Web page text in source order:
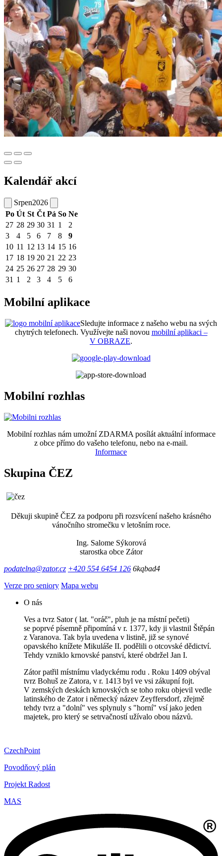
Kalendář akcí
Srpen2026
Po Út St Čt Pá So Ne
27 28 29 30 31 1
2
3
4 5 6 7 8
9
10 11 12 13 14 15 16
17 18 19 20 21 22 23
24 25 26 27 28 29 30
31 1 2 3 4 5 6
Mobilní aplikace
Sledujte informace z našeho webu na svých
chytrých telefonech. Využívejte naši novou mobilní aplikaci –
V OBRAZE.
Mobilní rozhlas
Mobilní rozhlas nám umožní ZDARMA posílát aktuální informace
z obce přímo do vašeho telefonu, nebo na e-mail.
Informace
Skupina ČEZ
Děkuji skupině ČEZ za podporu při rozsvícení našeho krásného
vánočního stromečku v letošním roce.
Ing. Salome Sýkorová
starostka obce Zátor
podatelna@zator.cz +420 554 6454 126 6kqbad4
Verze pro seniory Mapa webu
O nás
Ves a tvrz Sator ( lat. "oráč", pluh je na místní pečeti)
se poprvé písemně připomíná v r. 1377, kdy ji vlastnil Štěpán
z Varanova. Tak byla uvedena v listině, již se synové
opavského knížete Mikuláše II. podělili o otcovské dědictví.
Tehdy vzniklo krnovské panství, které obdržel Jan I.
Zátor patřil místnímu vladyckému rodu . Roku 1409 obýval
tvrz Bohuš ze Zatora, v r. 1413 byl ve vsi zákupní fojt.
V zemských deskách krnovských se toho roku objevil vedle
latinského de Zator i německý název Zeyffersdorf, zřejmě
tehdy tvrz a "dolní" ves splynuly s "horní" vsí jako jeden
majetek, pro který se setrvačností užívalo obou názvů.
CzechPoint
Povodňový plán
Projekt Radost
MAS